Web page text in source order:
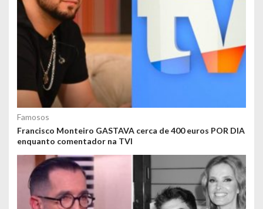
Famosos
Francisco Monteiro GASTAVA cerca de 400 euros POR DIA
enquanto comentador na TVI